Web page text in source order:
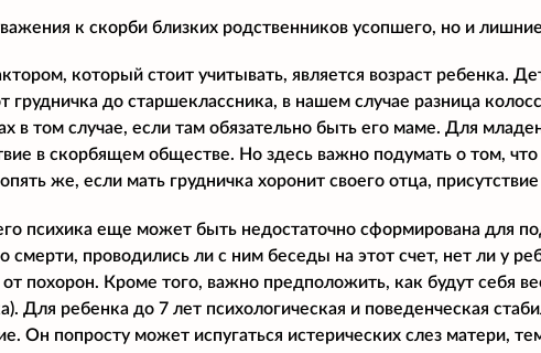
к скорби близких родственников усопшего, но и
который стоит учитывать, является возраст ребенка.
грудничка до старшеклассника, в нашем случае разница
в том случае, если там обязательно быть его маме. Для
в скорбящем обществе. Но здесь важно подумать о том,
же, если мать грудничка хоронит своего отца,
психика еще может быть недостаточно сформирована для
смерти, проводились ли с ним беседы на этот счет, нет ли у
похорон. Кроме того, важно предположить, как будут себя
Для ребенка до 7 лет психологическая и поведенческая
Он попросту может испугаться истерических слез матери,